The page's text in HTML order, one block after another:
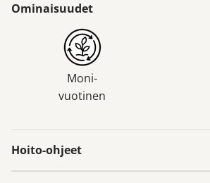
Ominaisuudet
Moni-
vuotinen
Hoito-ohjeet